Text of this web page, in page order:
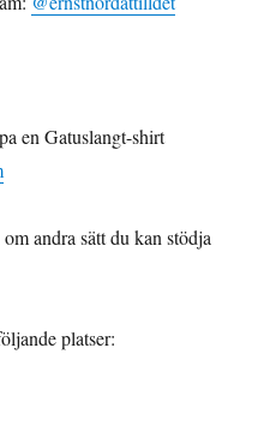
en Gatuslangt-shirt
andra sätt du kan stödja
platser: